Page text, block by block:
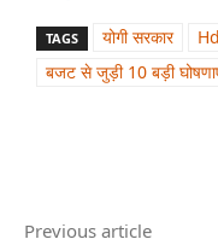
TAGS योगी सरकार
बजट से जुड़ी 10 बड़ी
Previous article